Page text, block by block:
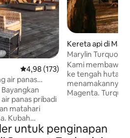
Nilai rata-rata 4,98 dari 5, 173
4,98 (173)
air panas
terbenam.
panas pribadi
matahari
adalah tempat
Kereta api di
Marylin Turquoise
Kami membawa
ke tengah hutan
menamakannya
Magenta.
hingga tahun
untuk penginapan